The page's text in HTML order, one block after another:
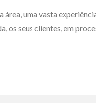
área, uma vasta
os seus clientes, em